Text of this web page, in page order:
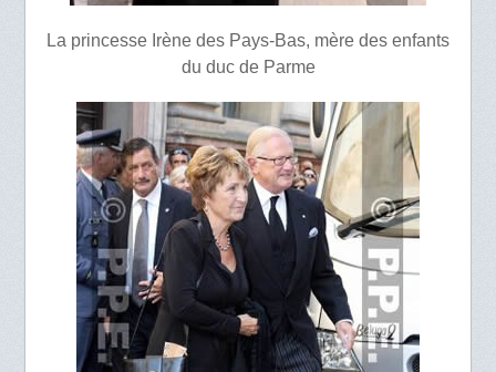
La princesse Irène des Pays-Bas, mère des enfants
du duc de Parme